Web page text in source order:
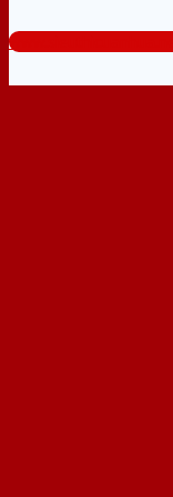
www.sieuthicuanhua.net